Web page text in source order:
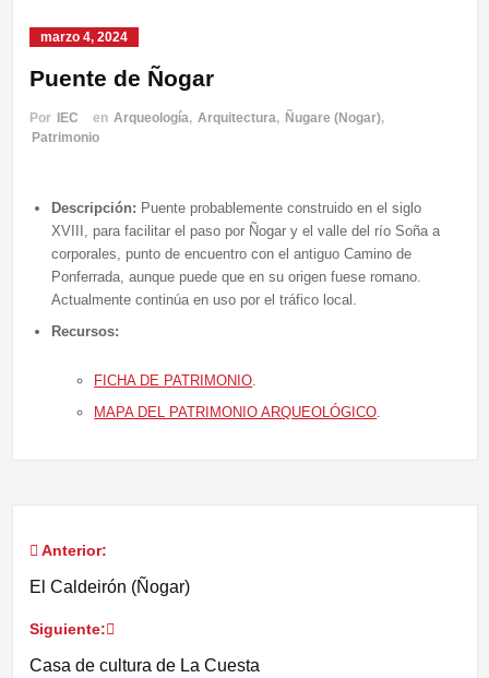
marzo 4, 2024
Puente de Ñogar
Por IEC en Arqueología, Arquitectura, Ñugare (Nogar),
Patrimonio
Descripción: Puente probablemente construido en el siglo
XVIII, para facilitar el paso por Ñogar y el valle del río Soña a
corporales, punto de encuentro con el antiguo Camino de
Ponferrada, aunque puede que en su origen fuese romano.
Actualmente continúa en uso por el tráfico local.
Recursos:
FICHA DE PATRIMONIO
MAPA DEL PATRIMONIO ARQUEOLÓGICO
Navegación
entradas
Anterior:
El Caldeirón (Ñogar)
Siguiente:
Casa de cultura de La Cuesta